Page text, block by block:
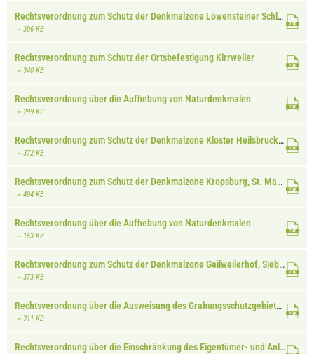
Rechtsverordnung zum Schutz der Denkmalzone Löwensteiner Schloss, St. Johann
~ 306 KB
Rechtsverordnung zum Schutz der Ortsbefestigung Kirrweiler
~ 340 KB
Rechtsverordnung über die Aufhebung von Naturdenkmalen
~ 299 KB
Rechtsverordnung zum Schutz der Denkmalzone Kloster Heilsbruck, Edenkoben
~ 372 KB
Rechtsverordnung zum Schutz der Denkmalzone Kropsburg, St. Martin
~ 494 KB
Rechtsverordnung über die Aufhebung von Naturdenkmalen
~ 153 KB
Rechtsverordnung zum Schutz der Denkmalzone Geilweilerhof, Siebeldingen
~ 373 KB
Rechtsverordnung über die Ausweisung des Grabungsschutzgebietes Steinbruch Albersweiler Süd
~ 311 KB
Rechtsverordnung über die Einschränkung des Eigentümer- und Anliegergebrauches für die Benutzung der Gewässer dritter Ordnung